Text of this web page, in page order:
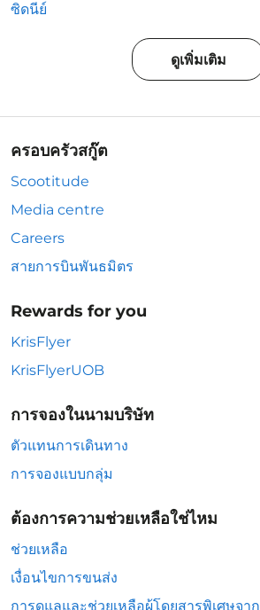
ซิดนีย์
ดูเพิ่มเติม
ครอบครัวสกู๊ต
Scootitude
Media centre
Careers
สายการบินพันธมิตร
Rewards for you
KrisFlyer
KrisFlyerUOB
การจองในนามบริษัท
ตัวแทนการเดินทาง
การจองแบบกลุ่ม
ต้องการความช่วยเหลือใช่ไหม
ช่วยเหลือ
เงื่อนไขการขนส่ง
การดูแลและช่วยเหลือผู้โดยสารพิเศษจา